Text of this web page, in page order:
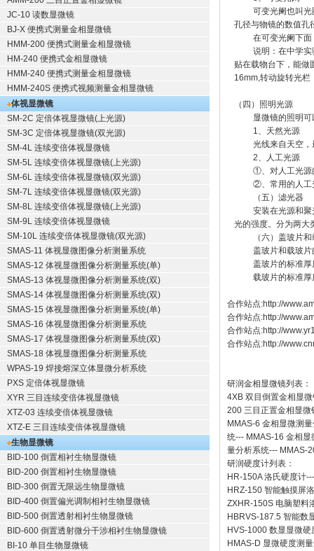
JC-10 读数显微镜
BJ-X 便携式测量金相显微镜
HMM-200 便携式测量金相显微镜
HM-240 便携式金相显微镜
HMM-240 便携式测量金相显微镜
HMM-240S 便携式视频测量金相显微镜
体视显微镜
SM-2C 定倍体视显微镜(上光源)
SM-3C 定倍体视显微镜(双光源)
SM-4L 连续变倍体视显微镜
SM-5L 连续变倍体视显微镜(上光源)
SM-6L 连续变倍体视显微镜(双光源)
SM-7L 连续变倍体视显微镜(双光源)
SM-8L 连续变倍体视显微镜(上光源)
SM-9L 连续变倍体视显微镜
SM-10L 连续变倍体视显微镜(双光源)
SMAS-11 体视显微图像分析测量系统
SMAS-12 体视显微图像分析测量系统(单)
SMAS-13 体视显微图像分析测量系统(双)
SMAS-14 体视显微图像分析测量系统(双)
SMAS-15 体视显微图像分析测量系统(单)
SMAS-16 体视显微图像分析测量系统
SMAS-17 体视显微图像分析测量系统(双)
SMAS-18 体视显微图像分析测量系统
WPAS-19 焊接熔深立体显微分析系统
PXS 定倍体视显微镜
XYR 三目连续变倍体视显微镜
XTZ-03 连续变倍体视显微镜
XTZ-E 三目连续变倍体视显微镜
生物显微镜
BID-100 倒置相衬生物显微镜
BID-200 倒置相衬生物显微镜
BID-300 倒置无限远生物显微镜
BID-400 倒置偏光调制相衬生物显微镜
BID-500 倒置透射相衬生物显微镜
BID-600 倒置透射微分干涉相衬生物显微镜
BI-10 单目生物显微镜
可变光阑也叫光圈
孔径与物镜的数值孔
在可变光阑下面
说明：在中学实验
贴在载物台下，能做
16mm,转动旋转光
（四）照明光源
显微镜的照明可
1、天然光源
光线来自天空，最
2、人工光源
①、对人工光源的
②、常用的人工光
（五）滤光器
安装在光源和聚光
光的强度。分为两大
（六）盖玻片和
盖玻片和载玻片的
盖玻片的标准厚度
载玻片的标准厚度
合作站点:http://
合作站点:http://
合作站点:http://
合作站点:http://
研润金相显微镜列表：
4XB 双目倒置金相显
200 三目正置金相显微
MMAS-6 金相显微测
统--- MMAS-16 金相显
量分析系统--- MMAS-
研润硬度计列表：
HR-150A 洛氏硬度计
HRZ-150 智能触摸屏
ZXHR-150S 电脑塑料
HBRVS-187.5 智能数
HVS-1000 数显显微硬
HMAS-D 显微硬度测